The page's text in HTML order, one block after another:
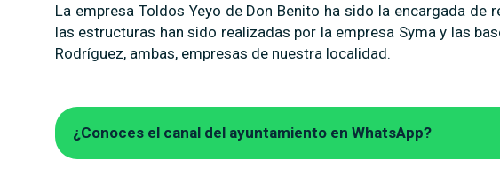
La empresa Toldos Yeyo de Don Benito ha sido la encargada de
las estructuras han sido realizadas por la empresa Syma y las
Rodríguez, ambas, empresas de nuestra localidad.
¿Conoces el canal del ayuntamiento en WhatsApp?